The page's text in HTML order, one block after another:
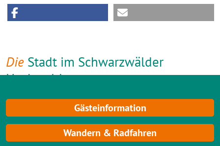
Die Stadt im Schwarzwälder
Hochwald
Gästeinformation
Wandern & Radfahren